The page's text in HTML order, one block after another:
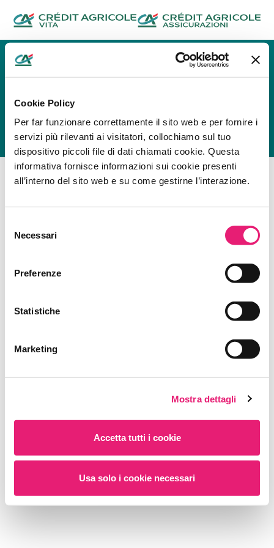
Cookie Policy
Per far funzionare correttamente il sito web e per fornire i
servizi più rilevanti ai visitatori, collochiamo sul tuo
dispositivo piccoli file di dati chiamati cookie. Questa
informativa fornisce informazioni sui cookie presenti
all’interno del sito web e su come gestirne l’interazione.
delNecessari
Preferenze
Statistiche
Marketing
Mostra dettagli
Accetta tutti i cookie
Usa solo i cookie necessari
Accedi
loginAccountTitle2
Accedi Registrati
Password
Password dimenticata?
Guida al primo accesso
Crédit Agricole Assicurazioni
La nuova app per gestire le tue polizze Danni, Vita e